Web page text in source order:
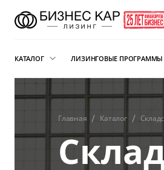
КАТАЛОГ
Новые автомобили
Автомобили с пробегом
Легковые автомобили
Складская техника
ЛИЗИНГОВЫЕ ПРОГРАММЫ
Финансовый
Операционная
Лизинг для ИП
Подписка на
Главная Каталог